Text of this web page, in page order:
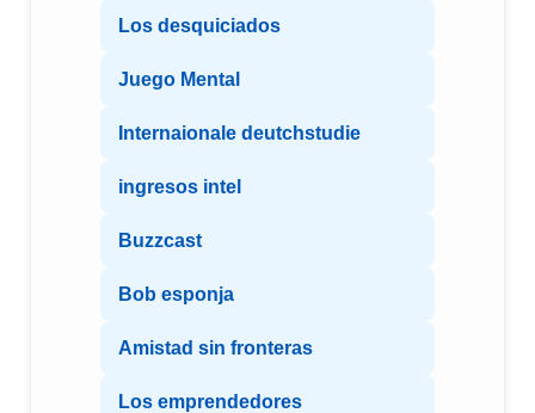
Los desquiciados
Juego Mental
Internaionale deutchstudie
ingresos intel
Buzzcast
Bob esponja
Amistad sin fronteras
Los emprendedores